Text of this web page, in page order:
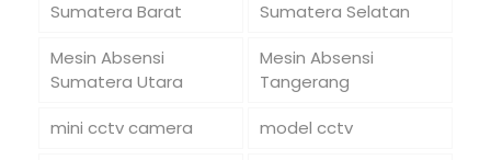
Sumatera Barat
Sumatera Selatan
Mesin Absensi
Sumatera Utara
Mesin Absensi
Tangerang
mini cctv camera
model cctv